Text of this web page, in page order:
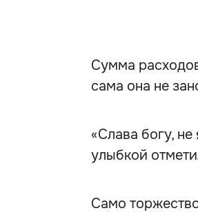
Сумма
сама она не
«Слава богу,
улыбкой
Само